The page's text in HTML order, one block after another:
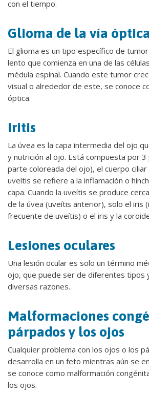
con el tiempo.
Glioma de la vía óptica
El glioma es un tipo específico de
lento que comienza en una de las
médula espinal. Cuando este tumor
visual o alrededor de este, se conoce
óptica.
Iritis
La úvea es la capa intermedia del ojo
y nutrición al ojo. Está compuesta por 3
parte coloreada del ojo), el cuerpo ciliar
uveítis se refiere a la inflamación o
capa. Cuando la uveítis se produce
de la úvea (uveítis anterior), solo el iris
frecuente de uveítis) o el iris y la
Lesiones oculares
Una lesión ocular es solo un término
ojo, que puede ser de diferentes tipos
diversas razones.
Malformaciones
párpados y los ojos
Cualquier problema con los ojos o los
desarrolla en un feto mientras aún se
se conoce como malformación
los ojos.